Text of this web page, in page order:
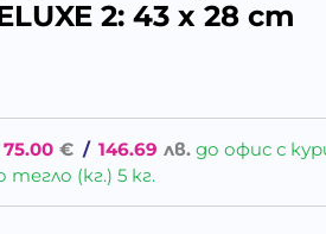
2: 43 x 28 cm
75.00 € / 146.69 лв. до офис с
(кг.) 5 кг.